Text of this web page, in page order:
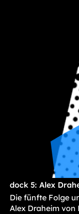
dock 5: Alex
Die fünfte Folge
Alex Draheim